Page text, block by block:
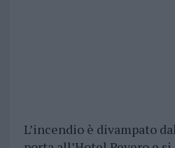
L’incendio è divampato